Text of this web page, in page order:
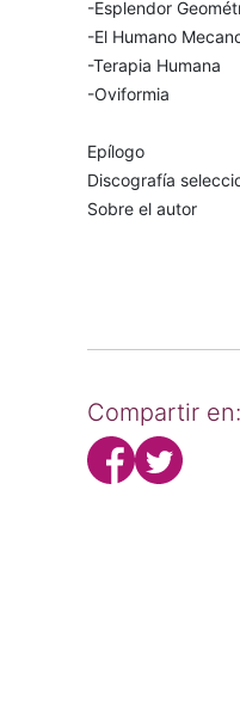
-Esplendor
-El Humano
-Terapia Humana
-Oviformia
Epílogo
Discografía
Sobre el autor
Compartir en: